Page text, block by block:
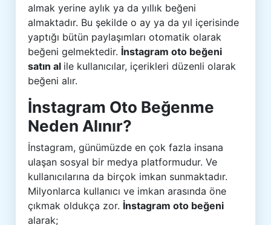
almak yerine aylık ya da yıllık beğeni
almaktadır. Bu şekilde o ay ya da yıl içerisinde
yaptığı bütün paylaşımları otomatik olarak
beğeni gelmektedir. İnstagram oto beğeni
satın al ile kullanıcılar, içerikleri düzenli olarak
beğeni alır.
İnstagram Oto Beğenme
Neden Alınır?
İnstagram, günümüzde en çok fazla insana
ulaşan sosyal bir medya platformudur. Ve
kullanıcılarına da birçok imkan sunmaktadır.
Milyonlarca kullanıcı ve imkan arasında öne
çıkmak oldukça zor. İnstagram oto beğeni
alarak;